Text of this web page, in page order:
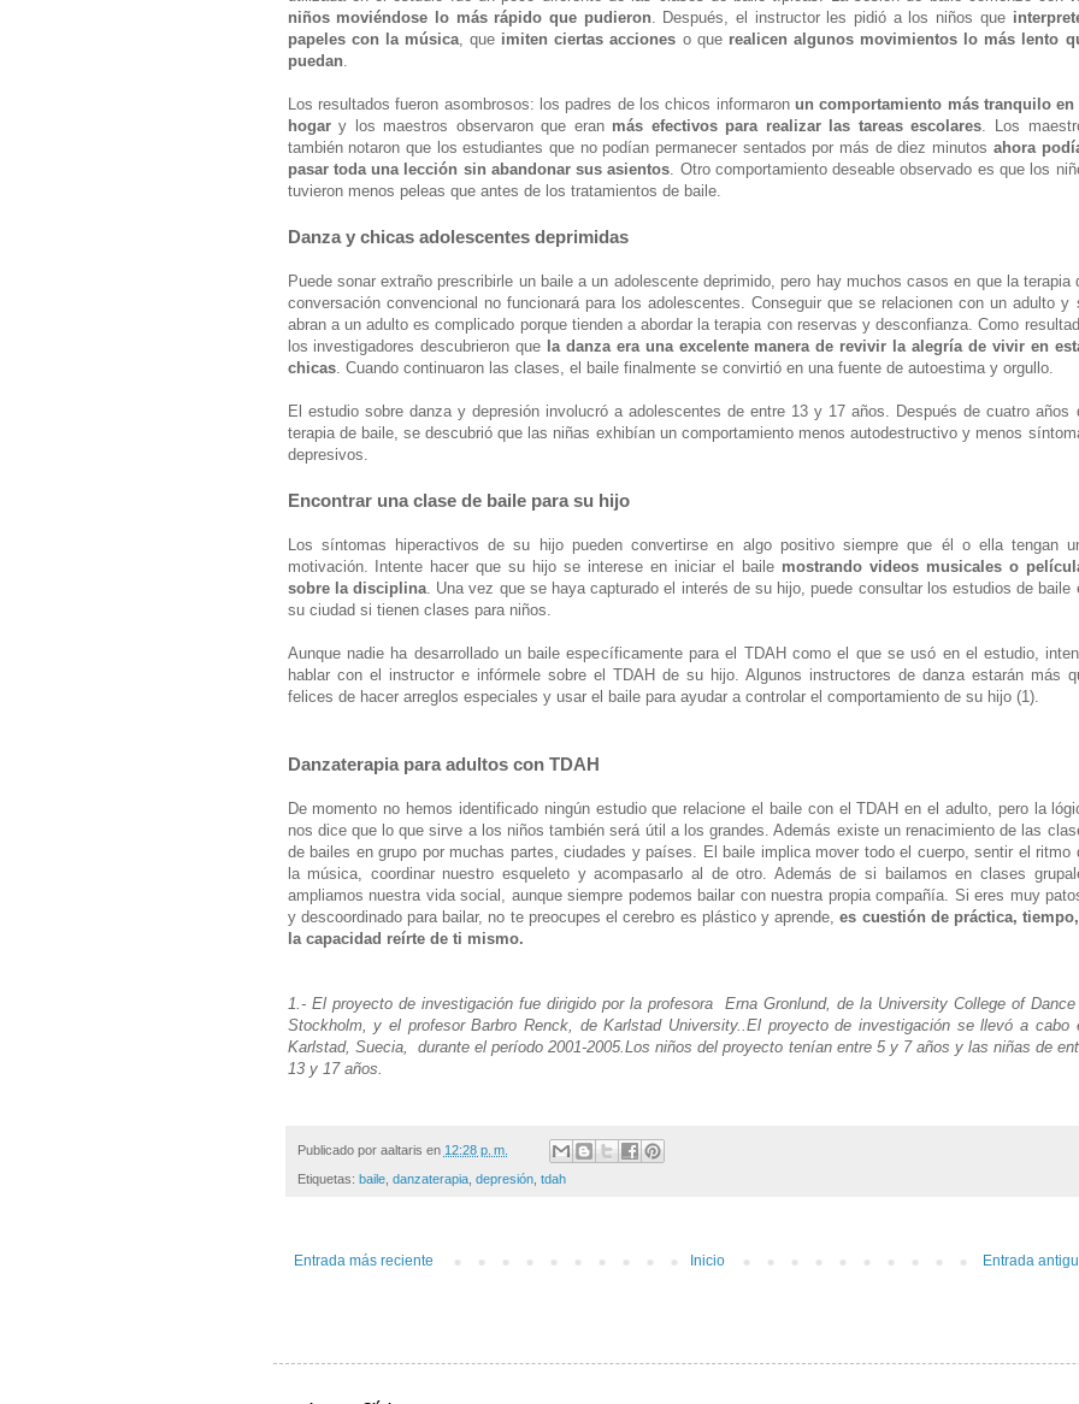
niños moviéndose lo más rápido que pudieron. Después, el instructor les pidió a los niños que
papeles con la música, que imiten ciertas acciones o que realicen algunos movimientos lo más lento
puedan.
Los resultados fueron asombrosos: los padres de los chicos informaron un comportamiento más tranquilo en
hogary los maestros observaron que eran más efectivos para realizar las tareas escolares. Los
también notaron que los estudiantes que no podían permanecer sentados por más de diez minutos ahora
pasar toda una lección sin abandonar sus asientos. Otro comportamiento deseable observado es que los
tuvieron menos peleas que antes de los tratamientos de baile.
Danza y chicas adolescentes deprimidas
Puede sonar extraño prescribirle un baile a un adolescente deprimido, pero hay muchos casos en que la terapia
conversación convencional no funcionará para los adolescentes. Conseguir que se relacionen con un adulto y
abran a un adulto es complicado porque tienden a abordar la terapia con reservas y desconfianza. Como
los investigadores descubrieron que la danza era una excelente manera de revivir la alegría de vivir en
chicas. Cuando continuaron las clases, el baile finalmente se convirtió en una fuente de autoestima y orgullo.
El estudio sobre danza y depresión involucró a adolescentes de entre 13 y 17 años. Después de cuatro años
terapia de baile, se descubrió que las niñas exhibían un comportamiento menos autodestructivo y menos
depresivos.
Encontrar una clase de baile para su hijo
Los síntomas hiperactivos de su hijo pueden convertirse en algo positivo siempre que él o ella tengan
motivación. Intente hacer que su hijo se interese en iniciar el baile mostrando videos musicales o
sobre la disciplina. Una vez que se haya capturado el interés de su hijo, puede consultar los estudios de baile
su ciudad si tienen clases para niños.
Aunque nadie ha desarrollado un baile específicamente para el TDAH como el que se usó en el estudio,
hablar con el instructor e infórmele sobre el TDAH de su hijo. Algunos instructores de danza estarán más
felices de hacer arreglos especiales y usar el baile para ayudar a controlar el comportamiento de su hijo (1).
Danzaterapia para adultos con TDAH
De momento no hemos identificado ningún estudio que relacione el baile con el TDAH en el adulto, pero la
nos dice que lo que sirve a los niños también será útil a los grandes. Además existe un renacimiento de las
de bailes en grupo por muchas partes, ciudades y países. El baile implica mover todo el cuerpo, sentir el ritmo
la música, coordinar nuestro esqueleto y acompasarlo al de otro. Además de si bailamos en clases
ampliamos nuestra vida social, aunque siempre podemos bailar con nuestra propia compañía. Si eres muy
y descoordinado para bailar, no te preocupes el cerebro es plástico y aprende,es cuestión de práctica,
la capacidad reírte de ti mismo.
1.- El proyecto de investigación fue dirigido por la profesora Erna Gronlund, de la University College of Dance
Stockholm, y el profesor Barbro Renck, de Karlstad University..El proyecto de investigación se llevó a cabo
Karlstad, Suecia, durante el período 2001-2005.Los niños del proyecto tenían entre 5 y 7 años y las niñas de
13 y 17 años.
Publicado por aaltaris en 12:28 p. m.
Etiquetas: baile, danzaterapia, depresión, tdah
Entrada más reciente Entrada
Inicio